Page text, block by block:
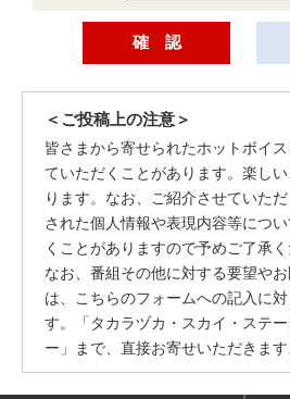
＜ご投稿上の注意＞
皆さまから寄せられたホットボイ
ていただくことがあります。楽し
ります。なお、ご紹介させていた
された個人情報や表現内容等につ
くことがありますので予めご了承く
なお、番組その他に対する要望や
は、こちらのフォームへの記入に
す。「タカラヅカ・スカイ・ステ
ー」まで、直接お寄せいただきます